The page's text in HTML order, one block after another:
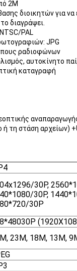
2M
διοικητών για
διαγράψει.
PAL
JPG
ραδιοφώνων
αυτοκίνητο
καταγραφή
ή τη στάση αρχείων)
30P,
30P,
30P
23M, 18M, 13M,